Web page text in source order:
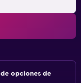
opciones de